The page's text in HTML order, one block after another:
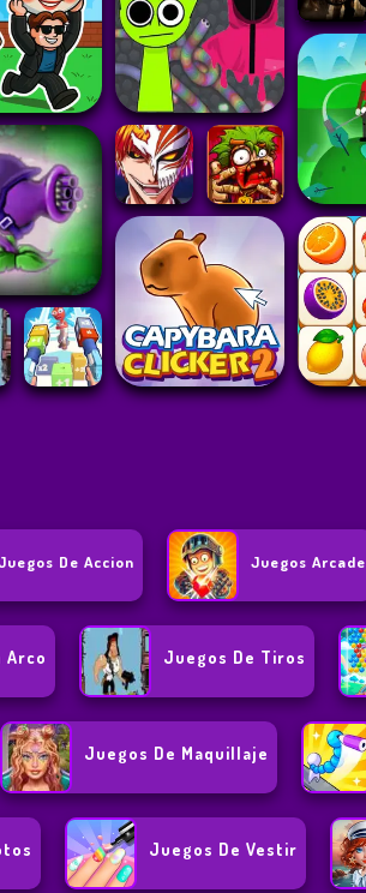
De Accion Juegos Arcade
Arco Juegos De Tiros
Juegos De Maquillaje
Juegos De Vestir